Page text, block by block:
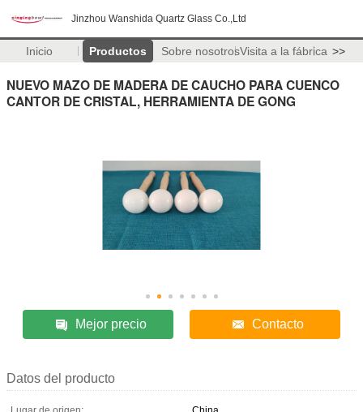
Jinzhou Wanshida Quartz Glass Co.,Ltd
Inicio Productos Sobre nosotrosVisita a la fábrica >>
NUEVO MAZO DE MADERA DE CAUCHO PARA CUENCO
CANTOR DE CRISTAL, HERRAMIENTA DE GONG
Mejor precio Contacto
Datos del producto